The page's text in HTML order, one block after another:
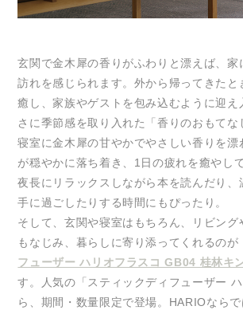
玄関で金木犀の香りがふわりと漂えば、家
訪れを感じられます。外から帰ってきたと
癒し、家族やゲストを包み込むように迎え
さに季節感を取り入れた「香りのおもてな
寝室に金木犀の甘やかでやさしい香りを漂
が穏やかに落ち着き、1日の疲れを癒やし
夜長にリラックスしながら本を読んだり、
手に過ごしたりする時間にもぴったり。
そして、玄関や寝室はもちろん、リビング
もなじみ、暮らしに寄り添ってくれるのが
フューザー ハリオフラスコ GB04 桂林キ
す。人気の「スティックディフューザー
ら、期間・数量限定で登場。HARIOなら